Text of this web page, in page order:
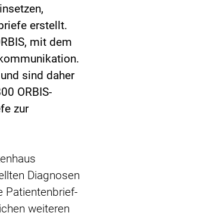
erstellt.
mit dem
sind daher
ORBIS-
zur
Diagnosen
Patientenbrief-
weiteren